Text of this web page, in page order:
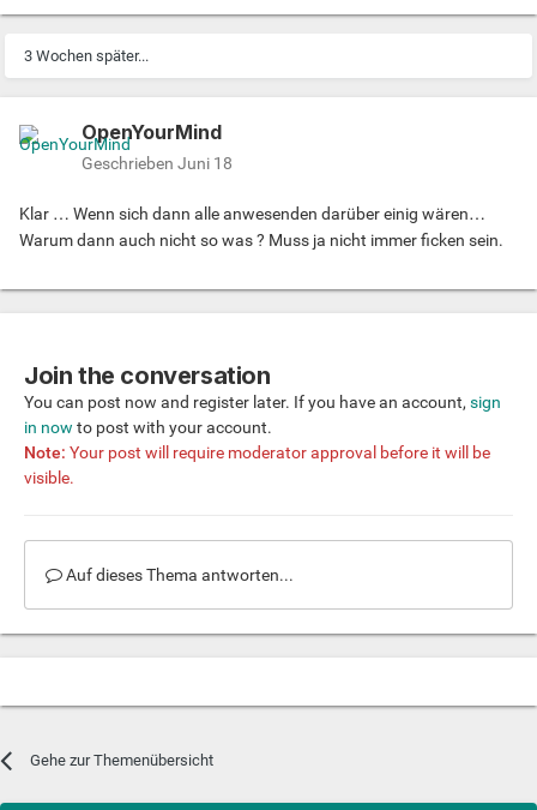
3 Wochen später...
OpenYourMind
Geschrieben Juni 18
Klar … Wenn sich dann alle anwesenden darüber einig wären…
Warum dann auch nicht so was ? Muss ja nicht immer ficken sein.
Join the conversation
You can post now and register later. If you have an account, sign
in now to post with your account.
Note: Your post will require moderator approval before it will be
visible.
Auf dieses Thema antworten...
Gehe zur Themenübersicht